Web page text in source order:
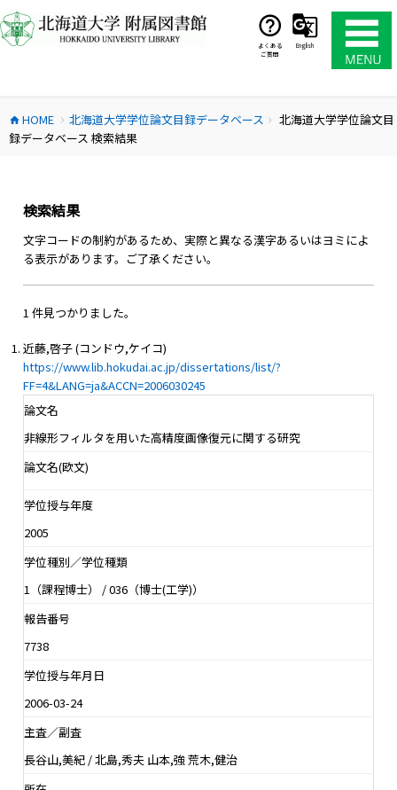
ン
テ
ス
キ
よくある
ご質問
English
home HOME chevron_right 北海道大学学位論文目録データベース chevron_right
北海道大学学位論文目
録データベース 検索結果
検索結果
文字コードの制約があるため、実際と異なる漢字あるいはヨミによ
る表示があります。ご了承ください。
1 件見つかりました。
近藤,啓子 (コンドウ,ケイコ)
https://www.lib.hokudai.ac.jp/dissertations/list/?
FF=4&LANG=ja&ACCN=2006030245
論文名
非線形フィルタを用いた高精度画像復元に関する研究
論文名(欧文)
学位授与年度
2005
学位種別／学位種類
1（課程博士） / 036（博士(工学)）
報告番号
7738
学位授与年月日
2006-03-24
主査／副査
長谷山,美紀 / 北島,秀夫 山本,強 荒木,健治